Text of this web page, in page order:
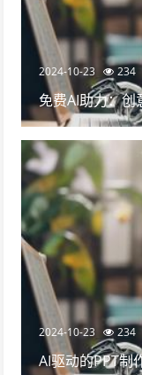
2024-10-23 234
免费AI助力：创
2024-10-23 234
AI驱动的PPT制